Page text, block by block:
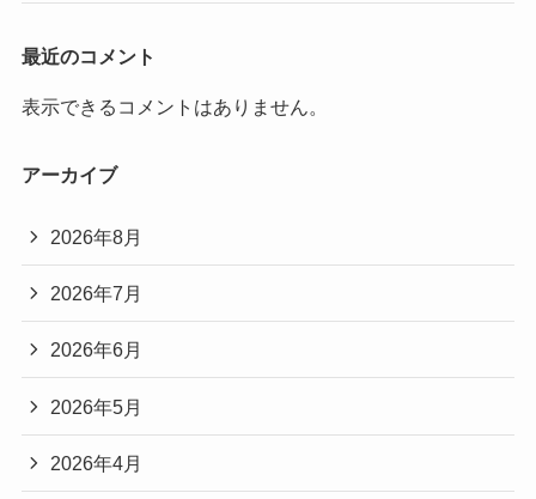
最近のコメント
表示できるコメントはありません。
アーカイブ
2026年8月
2026年7月
2026年6月
2026年5月
2026年4月